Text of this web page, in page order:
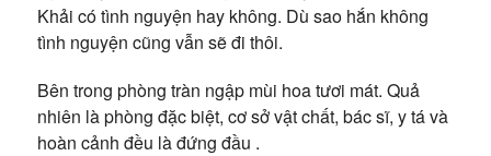
Khải có tình nguyện hay không. Dù sao hắn không
tình nguyện cũng vẫn sẽ đi thôi.
Bên trong phòng tràn ngập mùi hoa tươi mát. Quả
nhiên là phòng đặc biệt, cơ sở vật chất, bác sĩ, y tá và
hoàn cảnh đều là đứng đầu .